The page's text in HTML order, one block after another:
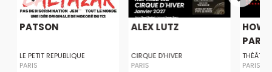
PATSON
LE PETIT REPUBLIQUE
PARIS
ALEX LUTZ
CIRQUE D'HIVER
PARIS
HOW
PARIS